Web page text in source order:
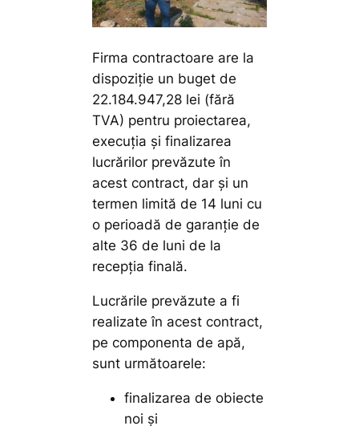
Firma contractoare are la
dispoziție un buget de
22.184.947,28 lei (fără
TVA) pentru proiectarea,
execuția și finalizarea
lucrărilor prevăzute în
acest contract, dar și un
termen limită de 14 luni cu
o perioadă de garanție de
alte 36 de luni de la
recepția finală.
Lucrările prevăzute a fi
realizate în acest contract,
pe componenta de apă,
sunt următoarele:
finalizarea de obiecte
noi și